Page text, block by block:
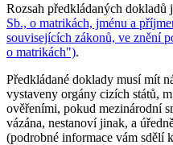
Rozsah předkládaných dokladů
Sb., o matrikách, jménu a
souvisejících zákonů, ve znění
o matrikách").
Předkládané doklady musí mít
vystaveny orgány cizích států,
ověřeními, pokud mezinárodní
vázána, nestanoví jinak, a
(podrobné informace vám sdělí